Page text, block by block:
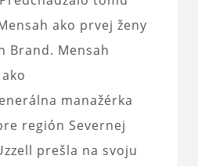
ako prvej ženy
Brand. Mensah
manažérka
región Severnej
prešla na svoju